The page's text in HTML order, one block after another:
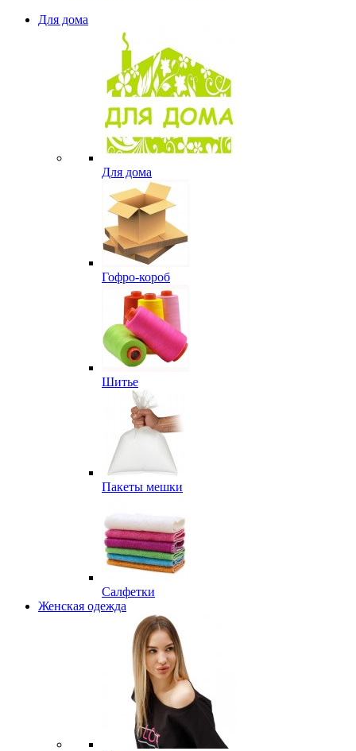
Для дома
Для дома
Гофро-короб
Шитье
Пакеты мешки
Салфетки
Женская одежда